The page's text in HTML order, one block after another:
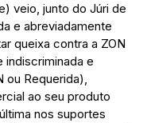
veio, junto do Júri de
e abreviadamente
queixa contra a ZON
indiscriminada e
ou Requerida),
ao seu produto
nos suportes